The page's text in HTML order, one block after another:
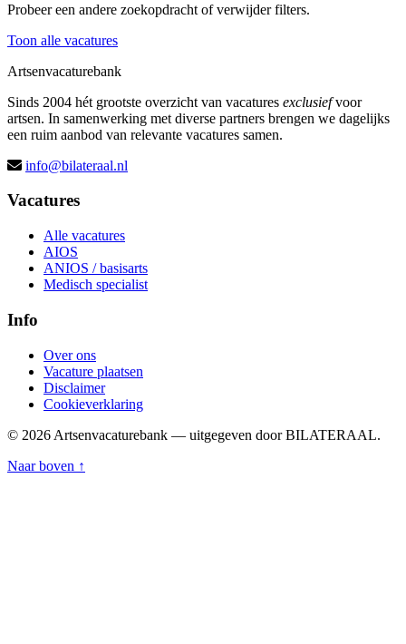
Probeer een andere zoekopdracht of verwijder filters.
Toon alle vacatures
Artsenvacaturebank
Sinds 2004 hét grootste overzicht van vacatures exclusiefvoor
artsen. In samenwerking met diverse partners brengen we dagelijks
een ruim aanbod van relevante vacatures samen.
info@bilateraal.nl
Vacatures
Alle vacatures
AIOS
ANIOS / basisarts
Medisch specialist
Info
Over ons
Vacature plaatsen
Disclaimer
Cookieverklaring
© 2026 Artsenvacaturebank — uitgegeven door BILATERAAL.
Naar boven ↑